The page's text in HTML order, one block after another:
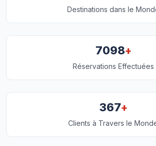
Destinations dans le
7098+
Réservations Effectuées
367+
Clients à Travers le